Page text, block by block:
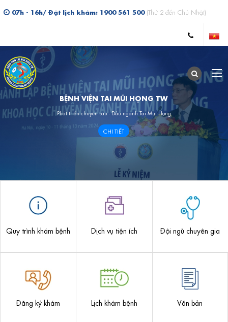
07h - 16h/ Đặt lịch khám: 1900 561 500 (Thứ 2 đến Chủ Nhật)
BỆNH VIỆN TAI MŨI HỌNG TW
Phát triển chuyên sâu - Đầu ngành Tai Mũi Họng
CHI TIẾT
Quy trình khám bệnh Dịch vụ tiện ích Đội ngũ chuyên gia
Đăng ký khám Lịch khám bệnh Văn bản